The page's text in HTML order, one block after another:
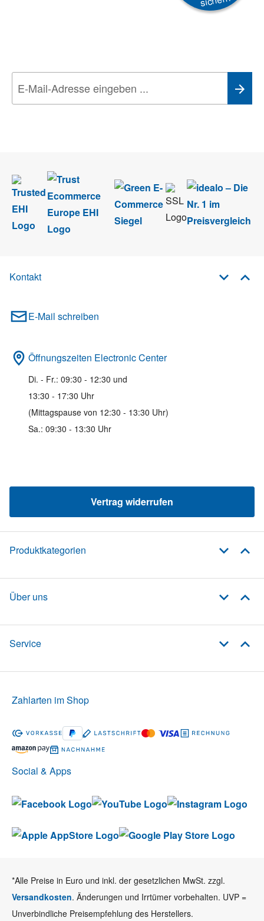
Kontakt
E-Mail schreiben
Öffnungszeiten Electronic Center
Di. - Fr.: 09:30 - 12:30 und
13:30 - 17:30 Uhr
(Mittagspause von 12:30 - 13:30 Uhr)
Sa.: 09:30 - 13:30 Uhr
Vertrag widerrufen
Produktkategorien
Über uns
Service
Social & Apps
Zahlarten im Shop
*Alle Preise in Euro und inkl. der gesetzlichen MwSt. zzgl.
Versandkosten. Änderungen und Irrtümer vorbehalten. UVP =
Unverbindliche Preisempfehlung des Herstellers.